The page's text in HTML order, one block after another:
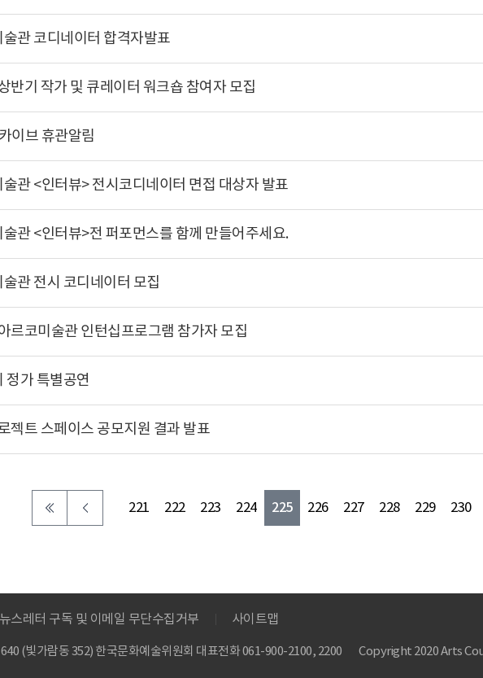
관 코디네이터 합격자발표
반기 작가 및 큐레이터 워크숍 참여자 모집
이브 휴관알림
관 <인터뷰> 전시코디네이터 면접 대상자 발표
관 <인터뷰>전 퍼포먼스를 함께 만들어주세요.
관 전시 코디네이터 모집
르코미술관 인턴십프로그램 참가자 모집
정가 특별공연
젝트 스페이스 공모지원 결과 발표
221 222 223 224 225 226 227 228 229 230
뉴스레터 구독 및 이메일 무단수집거부 사이트맵
(빛가람동 352) 한국문화예술위원회 대표전화 061-900-2100, 2200 Copyright 2020 Arts